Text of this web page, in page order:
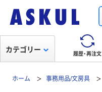
履歴・再注文
カテゴリー
ホーム 事務用品/文房具